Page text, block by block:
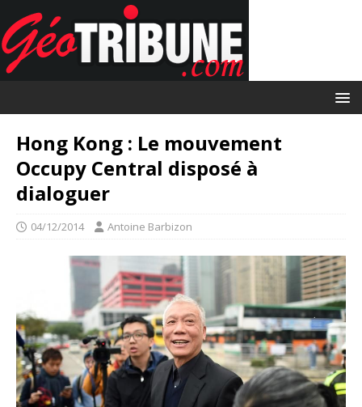
Hong Kong : Le mouvement
Occupy Central disposé à
dialoguer
04/12/2014 Antoine Barbizon